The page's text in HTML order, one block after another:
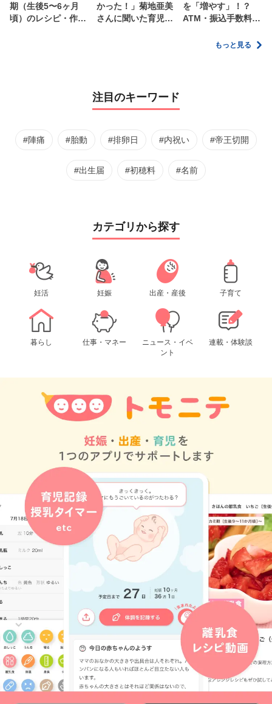
期（生後5〜6ヶ月
頃）のレシピ・作り
かった！」菊地亜美
さんに聞いた育児
を「増やす」！？
ATM・振込手数料の
家計管理術もっと見る
注目のキーワード
#陣痛 #胎動 #排卵日 #内祝い #帝王切開
#出生届 #初穂料 #名前
カテゴリから探す
妊活 妊娠 出産・産後 子育て
暮らし 仕事・マネー
ニュース・イベ
ント
連載・体験談